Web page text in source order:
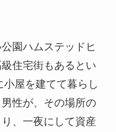
園ハムステッドヒ
住宅街もあるとい
屋を建てて暮らし
性が、その場所の
、一夜にして資産